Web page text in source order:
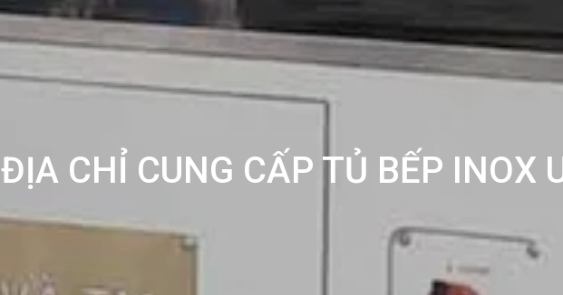
ĐỊA CHỈ CUNG CẤP TỦ BẾP INOX